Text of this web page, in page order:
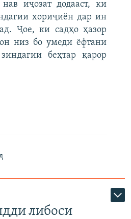
иҷозат додааст, ки
хориҷиён дар ин
Ҷое, ки садҳо ҳазор
низ бо умеди ёфтани
беҳтар қарор
либоси